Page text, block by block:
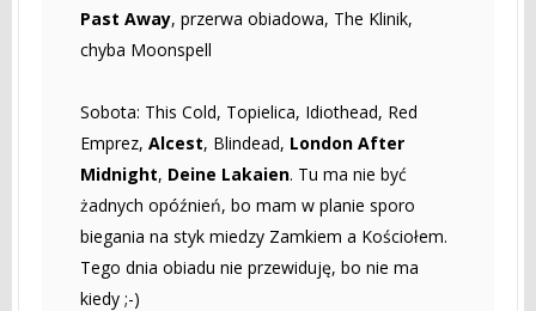
Past Away, przerwa obiadowa, The Klinik,
chyba Moonspell
Sobota: This Cold, Topielica, Idiothead, Red
Emprez, Alcest, Blindead, London After
Midnight, Deine Lakaien. Tu ma nie być
żadnych opóźnień, bo mam w planie sporo
biegania na styk miedzy Zamkiem a Kościołem.
Tego dnia obiadu nie przewiduję, bo nie ma
kiedy ;-)